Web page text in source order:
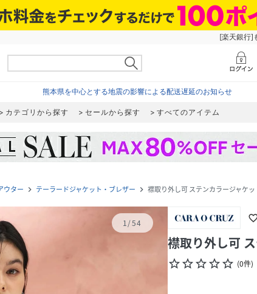
[楽天銀行]
熊本県を中心とする地震の影響による配送遅延のお知らせ
カテゴリから探す セールから探す すべてのアイテム
ウター navigate_next テーラードジャケット・ブレザー navigate_next 襟取り外し可 ステンカラージャケッ
1/54
襟取り外し可
star_borderstar_borderstar_borderstar_borderstar_border (0件)